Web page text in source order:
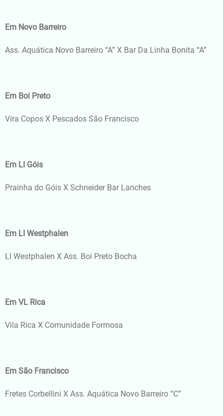
Em Novo Barreiro
Ass. Aquática Novo Barreiro “A” X Bar Da Linha Bonita “A”
Em Boi Preto
Vira Copos X Pescados São Francisco
Em LI Góis
Prainha do Góis X Schneider Bar Lanches
Em LI Westphalen
LI Westphalen X Ass. Boi Preto Bocha
Em VL Rica
Vila Rica X Comunidade Formosa
Em São Francisco
Fretes Corbellini X Ass. Aquática Novo Barreiro “C”